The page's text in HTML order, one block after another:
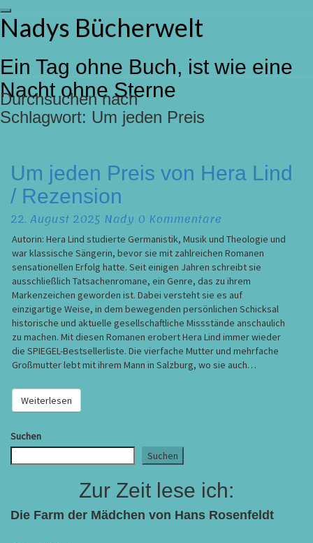
Skip
to
Toggle
navigation
Nadys Bücherwelt
Ein Tag ohne Buch, ist wie eine
Nacht ohne Sterne
Durchsuchen nach
Schlagwort: Um jeden Preis
Um
jeden
Preis
Hera
Lind
/
Rezension
Um jeden Preis von Hera Lind
/ Rezension
22. August 2025 Nady Kommentare
0 Kommentare
Autorin: Hera Lind studierte Germanistik, Musik und Theologie und
war klassische Sängerin, bevor sie mit zahlreichen Romanen
sensationellen Erfolg hatte. Seit einigen Jahren schreibt sie
ausschließlich Tatsachenromane, ein Genre, das zu ihrem
Markenzeichen geworden ist. Dabei versteht sie es auf
einzigartige Weise, in dem bewegenden persönlichen Schicksal
historische und aktuelle gesellschaftliche Missstände anschaulich
zu machen. Mit diesen Romanen erobert Hera Lind immer wieder
die SPIEGEL-Bestsellerliste. Die vierfache Mutter und mehrfache
Großmutter lebt mit ihrem Mann in Salzburg, wo sie auch…
Weiterlesen
Suchen
Suchen
Zur Zeit lese ich:
Die Farm der Mädchen von Hans Rosenfeldt